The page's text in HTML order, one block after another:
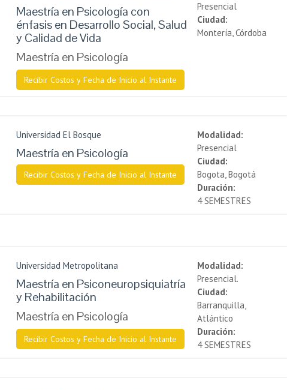
Maestría en Psicología con
énfasis en Desarrollo Social, Salud
y Calidad de Vida
Maestría en Psicología
Recibir Costos y Fecha de Inicio al Instante
Presencial
Ciudad:
Montería, Córdoba
Universidad El Bosque
Maestría en Psicología
Recibir Costos y Fecha de Inicio al Instante
Modalidad:
Presencial
Ciudad:
Bogota, Bogotá
Duración:
4 SEMESTRES
Universidad Metropolitana
Maestría en Psiconeuropsiquiatría
y Rehabilitación
Maestría en Psicología
Recibir Costos y Fecha de Inicio al Instante
Modalidad:
Presencial.
Ciudad:
Barranquilla,
Atlántico
Duración:
4 SEMESTRES